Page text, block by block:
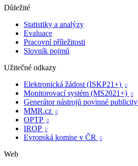
Důležité
Statistiky a analýzy
Evaluace
Pracovní příležitosti
Slovník pojmů
Užitečné odkazy
Elektronická žádost (ISKP21+)

Monitorovací systém (MS2021+) 
Generátor nástrojů povinné publicity
MMR.cz 
OPTP 
IROP 
Evropská komise v ČR 
Web